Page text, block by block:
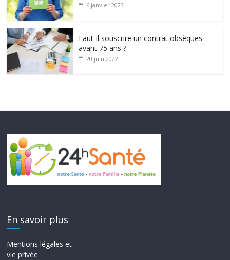
6 janvier 2023
Faut-il souscrire un contrat obsèques
avant 75 ans ?
20 juin 2022
En savoir plus
Mentions légales et
vie privée